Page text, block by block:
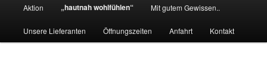
Zum
Inhalt
Aktion „hautnah wohlfühlen“ Mit gutem Gewissen..
Unsere Lieferanten Öffnungszeiten Anfahrt Kontakt